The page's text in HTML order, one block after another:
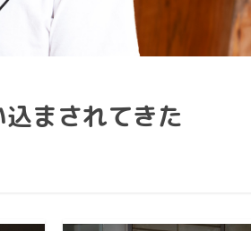
まされてきた